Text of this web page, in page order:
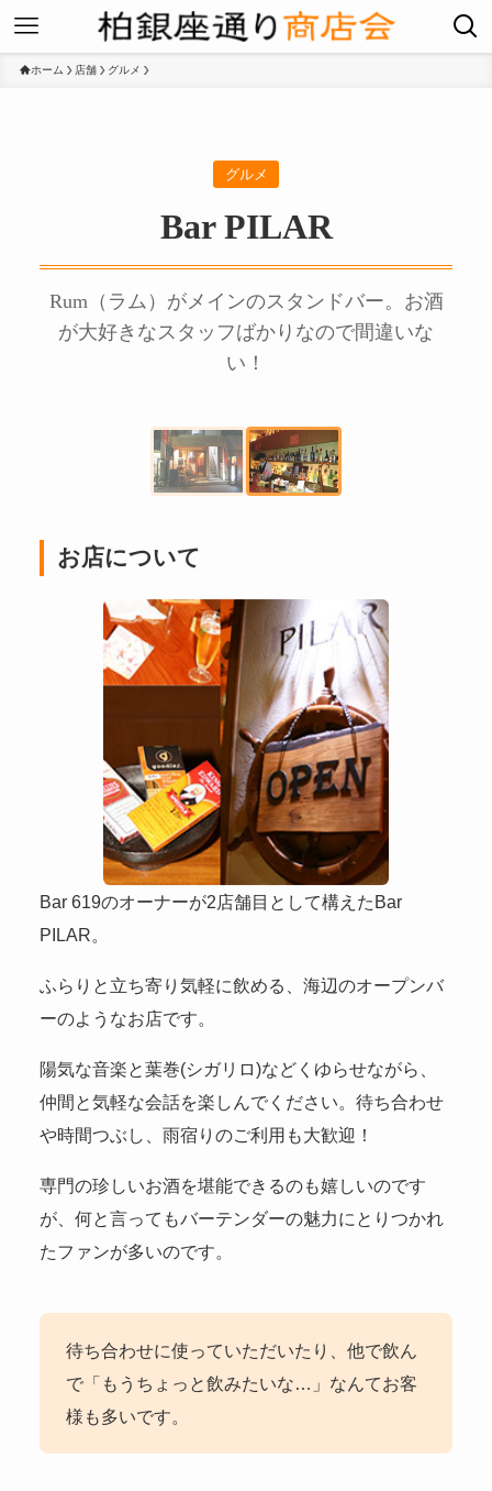
ホーム 店舗 グルメ
グルメ
Bar PILAR
Rum（ラム）がメインのスタンドバー。お酒
が大好きなスタッフばかりなので間違いな
い！
お店について
Bar 619のオーナーが2店舗目として構えたBar
PILAR。
ふらりと立ち寄り気軽に飲める、海辺のオープンバ
ーのようなお店です。
陽気な音楽と葉巻(シガリロ)などくゆらせながら、
仲間と気軽な会話を楽しんでください。待ち合わせ
や時間つぶし、雨宿りのご利用も大歓迎！
専門の珍しいお酒を堪能できるのも嬉しいのです
が、何と言ってもバーテンダーの魅力にとりつかれ
たファンが多いのです。
待ち合わせに使っていただいたり、他で飲ん
で「もうちょっと飲みたいな…」なんてお客
様も多いです。